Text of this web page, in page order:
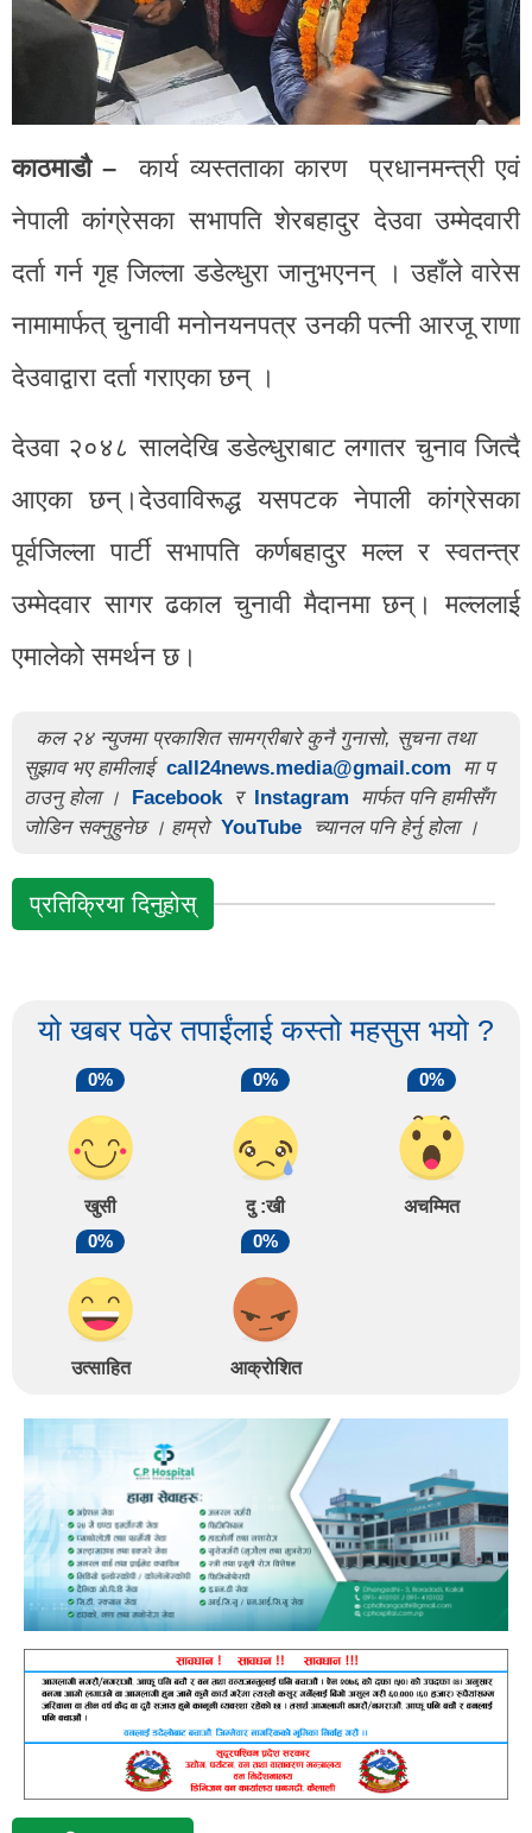
काठमाडाै – कार्य व्यस्तताका कारण प्रधानमन्त्री एवं
नेपाली कांग्रेसका सभापति शेरबहादुर देउवा उम्मेदवारी
दर्ता गर्न गृह जिल्ला डडेल्धुरा जानुभएनन् । उहाँले वारेस
नामामार्फत् चुनावी मनोनयनपत्र उनकी पत्नी आरजू राणा
देउवाद्वारा दर्ता गराएका छन् ।
देउवा २०४८ सालदेखि डडेल्धुराबाट लगातर चुनाव जित्दै
आएका छन्।देउवाविरूद्ध यसपटक नेपाली कांग्रेसका
पूर्वजिल्ला पार्टी सभापति कर्णबहादुर मल्ल र स्वतन्त्र
उम्मेदवार सागर ढकाल चुनावी मैदानमा छन्। मल्ललाई
एमालेको समर्थन छ।
कल २४ न्युजमा प्रकाशित सामग्रीबारे कुनै गुनासो, सुचना तथा
सुझाव भए हामीलाई call24news.media@gmail.com
मा प
ठाउनु होला ।
Facebook र Instagram
मार्फत पनि हामीसँग
जोडिन सक्नुहुनेछ । हाम्रो YouTube च्यानल पनि हेर्नु होला ।
प्रतिक्रिया दिनुहोस्
यो खबर पढेर तपाईंलाई कस्तो महसुस भयो ?
0%
खुसी
0%
दु :खी
0%
अचम्मित
0%
उत्साहित
0%
आक्रोशित